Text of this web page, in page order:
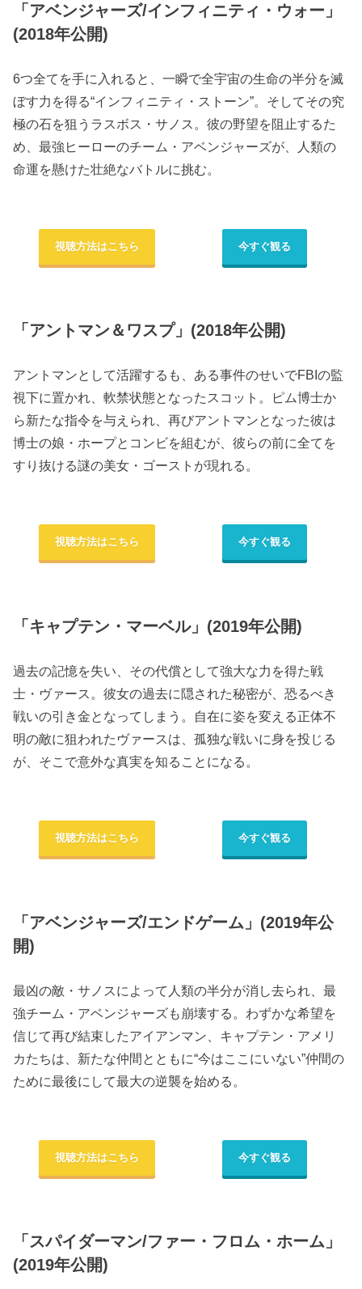
「アベンジャーズ/インフィニティ・ウォー」
(2018年公開)
6つ全てを手に入れると、一瞬で全宇宙の生命の半分を滅
ぼす力を得る“インフィニティ・ストーン”。そしてその究
極の石を狙うラスボス・サノス。彼の野望を阻止するた
め、最強ヒーローのチーム・アベンジャーズが、人類の
命運を懸けた壮絶なバトルに挑む。
視聴方法はこちら 今すぐ観る
「アントマン＆ワスプ」(2018年公開)
アントマンとして活躍するも、ある事件のせいでFBIの監
視下に置かれ、軟禁状態となったスコット。ピム博士か
ら新たな指令を与えられ、再びアントマンとなった彼は
博士の娘・ホープとコンビを組むが、彼らの前に全てを
すり抜ける謎の美女・ゴーストが現れる。
視聴方法はこちら 今すぐ観る
「キャプテン・マーベル」(2019年公開)
過去の記憶を失い、その代償として強大な力を得た戦
士・ヴァース。彼女の過去に隠された秘密が、恐るべき
戦いの引き金となってしまう。自在に姿を変える正体不
明の敵に狙われたヴァースは、孤独な戦いに身を投じる
が、そこで意外な真実を知ることになる。
視聴方法はこちら 今すぐ観る
「アベンジャーズ/エンドゲーム」(2019年公
開)
最凶の敵・サノスによって人類の半分が消し去られ、最
強チーム・アベンジャーズも崩壊する。わずかな希望を
信じて再び結束したアイアンマン、キャプテン・アメリ
カたちは、新たな仲間とともに“今はここにいない”仲間の
ために最後にして最大の逆襲を始める。
視聴方法はこちら 今すぐ観る
「スパイダーマン/ファー・フロム・ホーム」
(2019年公開)